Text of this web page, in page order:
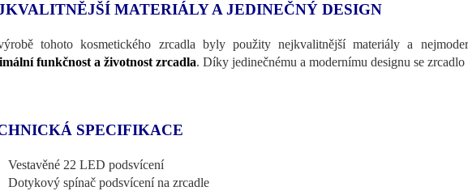
MATERIÁLY A JEDINEČNÝ DESIGN
tohoto kosmetického zrcadla byly použity nejkvalitnější materiály a
funkčnost a životnost zrcadla. Díky jedinečnému a modernímu designu se
SPECIFIKACE
Vestavěné 22 LED podsvícení
Dotykový spínač podsvícení na zrcadle